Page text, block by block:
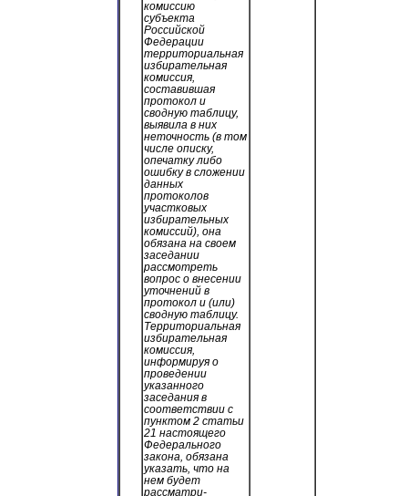
комиссию
субъекта
Российской
Федерации
территориальная
избирательная
комиссия,
составившая
протокол и
сводную таблицу,
выявила в них
неточность (в том
числе описку,
опечатку либо
ошибку в сложении
данных
протоколов
участковых
избирательных
комиссий), она
обязана на своем
заседании
рассмотреть
вопрос о внесении
уточнений в
протокол и (или)
сводную таблицу.
Территориальная
избирательная
комиссия,
информируя о
проведении
указанного
заседания в
соответствии с
пунктом 2 статьи
21 настоящего
Федерального
закона, обязана
указать, что на
нем будет
рассматри-